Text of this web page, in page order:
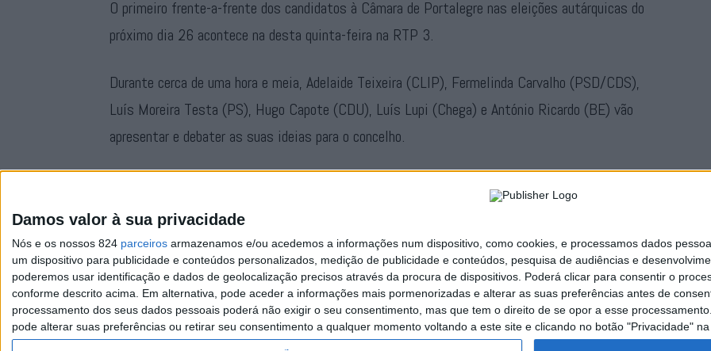
Damos valor à sua privacidade
Nós e os nossos 824 parceiros armazenamos e/ou acedemos a informações num dispositivo, como cookies, e processamos dados
um dispositivo para publicidade e conteúdos personalizados, medição de publicidade e conteúdos, pesquisa de audiências e
poderemos usar identificação e dados de geolocalização precisos através da procura de dispositivos. Poderá clicar para consentir o
conforme descrito acima. Em alternativa, pode aceder a informações mais pormenorizadas e alterar as suas preferências antes de
processamento dos seus dados pessoais poderá não exigir o seu consentimento, mas que tem o direito de se opor a esse
pode alterar suas preferências ou retirar seu consentimento a qualquer momento voltando a este site e clicando no botão "Privacidade"
O primeiro frente-a-frente dos candidatos à Câmara de Portalegre nas eleições autárquicas do
próximo dia 26 acontece na desta quinta-feira na RTP 3.
Durante cerca de uma hora e meia, Adelaide Teixeira (CLIP), Fermelinda Carvalho (PSD/CDS),
Luís Moreira Testa (PS), Hugo Capote (CDU), Luís Lupi (Chega) e António Ricardo (BE) vão
apresentar e debater as suas ideias para o concelho.
acompanhado na RTP Play, em
Publicidade